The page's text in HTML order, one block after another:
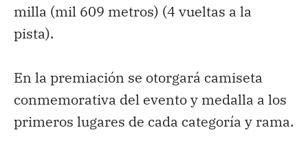
milla (mil 609 metros) (4 vueltas a la
pista).
En la premiación se otorgará camiseta
conmemorativa del evento y medalla a los
primeros lugares de cada categoría y rama.